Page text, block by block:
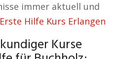
immer aktuell und
Erste Hilfe Kurs Erlangen
Kurse